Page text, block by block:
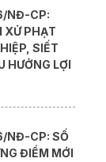
NĐ-CP:
XỬ PHẠT
SIẾT
HƯỞNG LỢI
NĐ-CP: SỐ
ĐIỂM MỚI